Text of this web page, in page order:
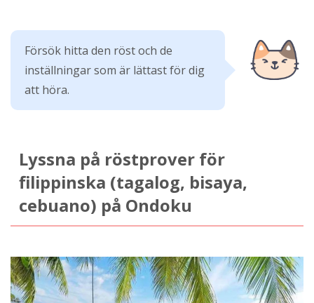
Försök hitta den röst och de
inställningar som är lättast för dig
att höra.
Lyssna på röstprover för
filippinska (tagalog, bisaya,
cebuano) på Ondoku